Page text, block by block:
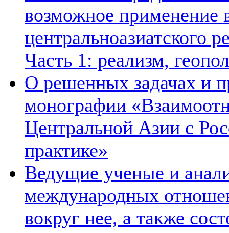
возможное применение
центральноазиатского
Часть 1: реализм,
О решенных задачах и
монографии
Центральной Азии с
практике»
Ведущие ученые и
международных
вокруг нее, а также